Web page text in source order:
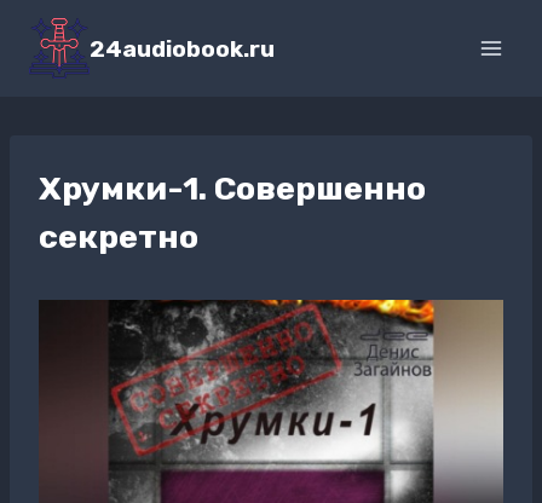
Перейти
содержимому
24audiobook.ru
Хрумки-1. Совершенно
секретно